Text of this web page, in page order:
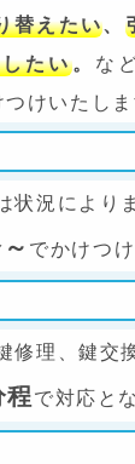
替えたい、
たい。 な
けいたしま
状況により
でかけつ
修理、鍵交
で対応と